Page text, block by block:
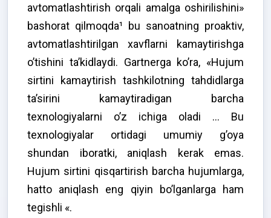
avtomatlashtirish orqali amalga oshirilishini»
bashorat qilmoqda¹ bu sanoatning proaktiv,
avtomatlashtirilgan xavflarni kamaytirishga
o’tishini ta’kidlaydi. Gartnerga ko’ra, «Hujum
sirtini kamaytirish tashkilotning tahdidlarga
ta’sirini kamaytiradigan barcha
texnologiyalarni o’z ichiga oladi … Bu
texnologiyalar ortidagi umumiy g’oya
shundan iboratki, aniqlash kerak emas.
Hujum sirtini qisqartirish barcha hujumlarga,
hatto aniqlash eng qiyin bo’lganlarga ham
tegishli «.